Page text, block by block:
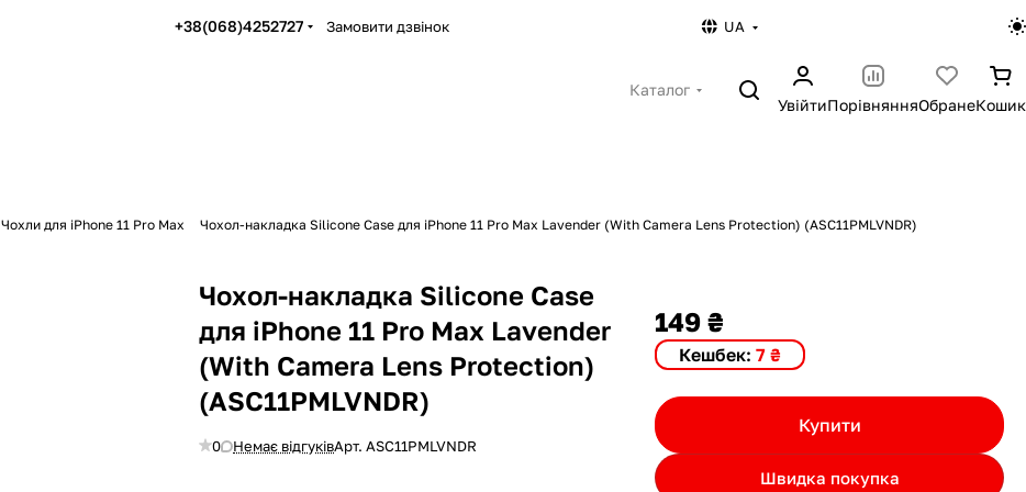
+38(068)4252727 Замовити дзвінок UA
Каталог
УвійтиПорівнянняОбранеКошик
Чохли для iPhone 11 Pro Max Чохол-накладка Silicone Case для iPhone 11 Pro Max Lavender (With Camera Lens Protection) (ASC11PMLVNDR)
Чохол-накладка Silicone Case
для iPhone 11 Pro Max Lavender
(With Camera Lens Protection)
(ASC11PMLVNDR)
0 Немає відгуківАрт.ASC11PMLVNDR
149 ₴
Кешбек: 7 ₴
Купити
Швидка покупка